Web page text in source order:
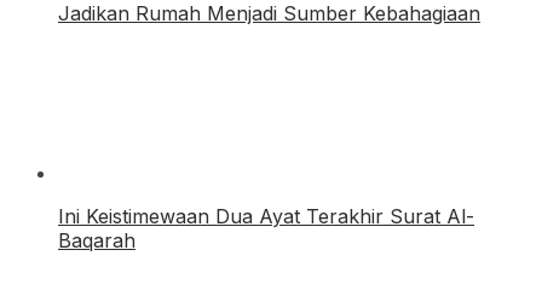
Jadikan Rumah Menjadi Sumber Kebahagiaan
Ini Keistimewaan Dua Ayat Terakhir Surat Al-
Baqarah